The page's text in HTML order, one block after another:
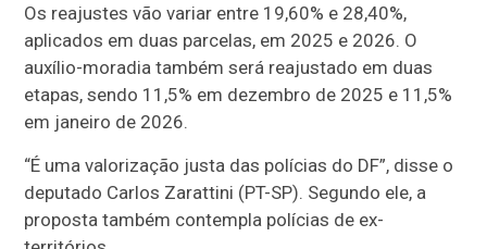
Os reajustes vão variar entre 19,60% e 28,40%,
aplicados em duas parcelas, em 2025 e 2026. O
auxílio-moradia também será reajustado em duas
etapas, sendo 11,5% em dezembro de 2025 e 11,5%
em janeiro de 2026.
“É uma valorização justa das polícias do DF”, disse o
deputado Carlos Zarattini (PT-SP). Segundo ele, a
proposta também contempla polícias de ex-